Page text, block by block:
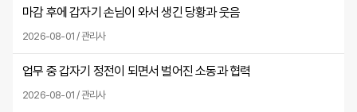
마감 후에 갑자기 손님이 와서 생긴 당황과 웃음
2026-08-01 / 관리사
업무 중 갑자기 정전이 되면서 벌어진 소동과 협력
2026-08-01 / 관리사